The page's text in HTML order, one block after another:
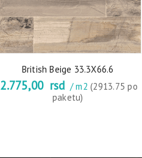
British Beige 33.3X66.6
2.775,00 rsd / m2(2913.75 po
paketu)